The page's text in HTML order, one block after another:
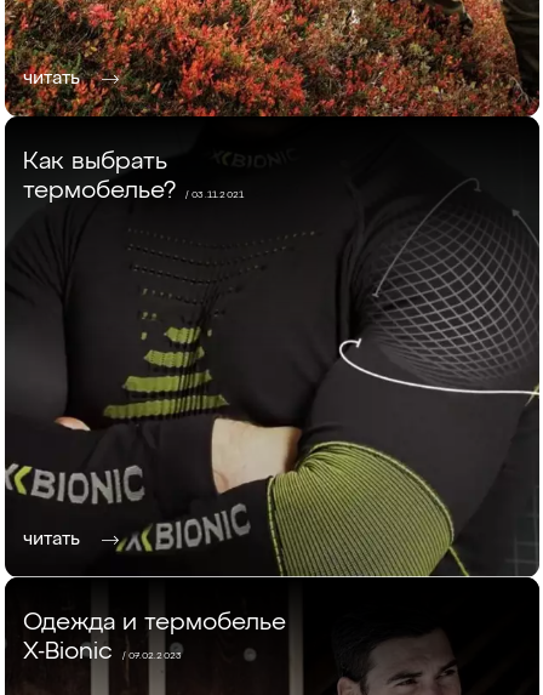
читать
Как выбрать
термобелье?
/ 03.11.2021
читать
Одежда и термобелье
X-Bionic
/ 07.02.2023